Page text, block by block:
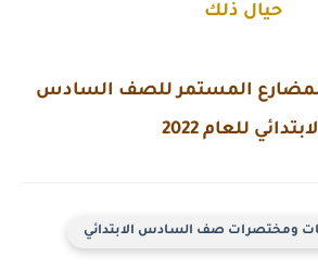
حيال ذلك
المستمر للصف السادس
للعام 2022
ومختصرات صف السادس الابتدائي